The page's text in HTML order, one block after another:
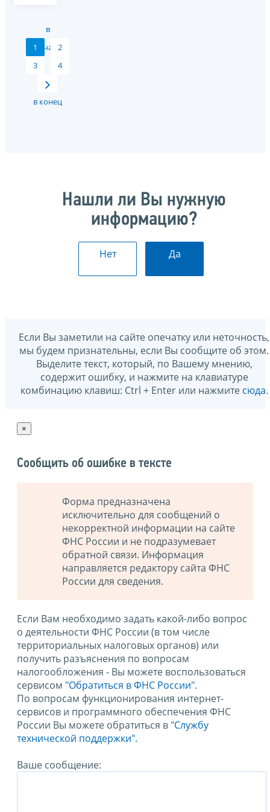
в
начало
1
2
3
4
в конец
Нашли ли Вы нужную
информацию?
Нет Да
Если Вы заметили на сайте опечатку или неточность,
мы будем признательны, если Вы сообщите об этом.
Выделите текст, который, по Вашему мнению,
содержит ошибку, и нажмите на клавиатуре
комбинацию клавиш: Ctrl + Enter или нажмите сюда.
×
Сообщить об ошибке в тексте
Форма предназначена
исключительно для сообщений о
некорректной информации на сайте
ФНС России и не подразумевает
обратной связи. Информация
направляется редактору сайта ФНС
России для сведения.
Если Вам необходимо задать какой-либо вопрос
о деятельности ФНС России (в том числе
территориальных налоговых органов) или
получить разъяснения по вопросам
налогообложения - Вы можете воспользоваться
сервисом "Обратиться в ФНС России".
По вопросам функционирования интернет-
сервисов и программного обеспечения ФНС
России Вы можете обратиться в "Службу
технической поддержки".
Ваше сообщение: